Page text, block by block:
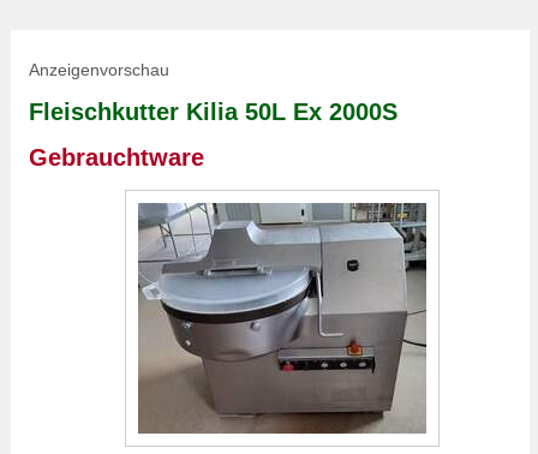
Anzeigenvorschau
Fleischkutter Kilia 50L Ex 2000S
Gebrauchtware